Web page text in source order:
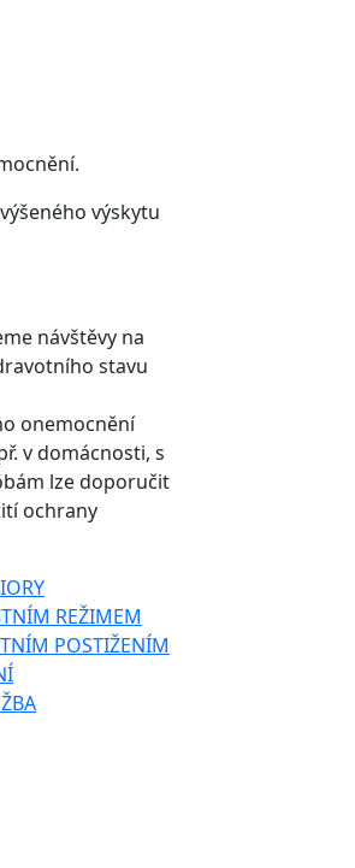
výskytu
návštěvy na
stavu
onemocnění
v domácnosti, s
lze doporučit
ochrany
REŽIMEM
POSTIŽENÍM